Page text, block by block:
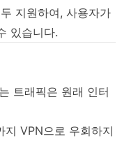
지원하여, 사용자가
있습니다.
트래픽은 원래 인터
지 VPN으로 우회하지